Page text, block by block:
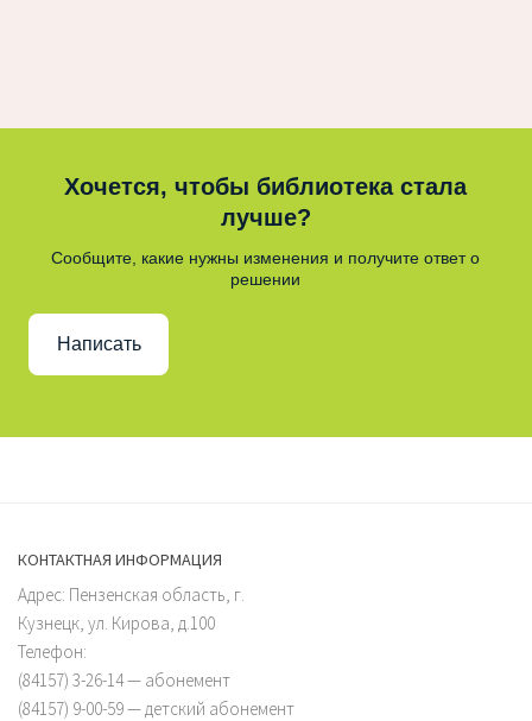
Хочется, чтобы библиотека стала
лучше?
Сообщите, какие нужны изменения и получите ответ о
решении
Написать
КОНТАКТНАЯ ИНФОРМАЦИЯ
Адрес: Пензенская область, г.
Кузнецк, ул. Кирова, д.100
Телефон:
(84157) 3-26-14 — абонемент
(84157) 9-00-59 — детский абонемент